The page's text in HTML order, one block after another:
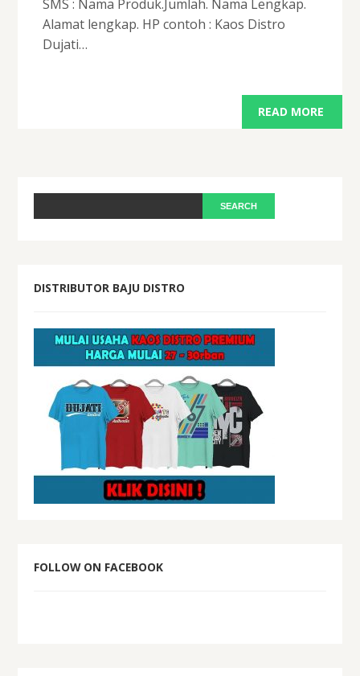
SMS : Nama Produk.Jumlah. Nama Lengkap.
Alamat lengkap. HP contoh : Kaos Distro
Dujati…
READ MORE
DISTRIBUTOR BAJU DISTRO
FOLLOW ON FACEBOOK